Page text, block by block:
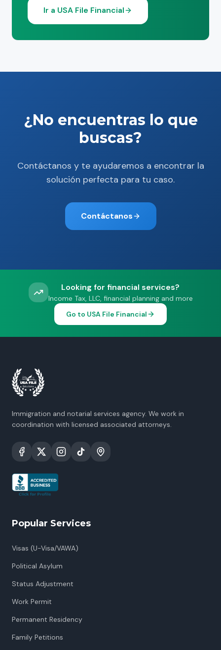
Ir a USA File Financial
¿No encuentras lo que
buscas?
Contáctanos y te ayudaremos a encontrar la
solución perfecta para tu caso.
Contáctanos
Looking for financial services?
Income Tax, LLC, financial planning and more
Go to USA File Financial
Immigration and notarial services agency. We work in
coordination with licensed associated attorneys.
Popular Services
Visas (U-Visa/VAWA)
Political Asylum
Status Adjustment
Work Permit
Permanent Residency
Family Petitions